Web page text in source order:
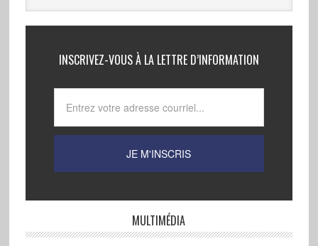
INSCRIVEZ-VOUS À LA LETTRE D’INFORMATION
MULTIMÉDIA